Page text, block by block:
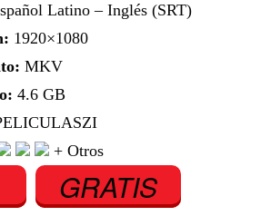
Latino – Inglés (SRT)
1920×1080
MKV
4.6 GB
+ Otros
GRATIS